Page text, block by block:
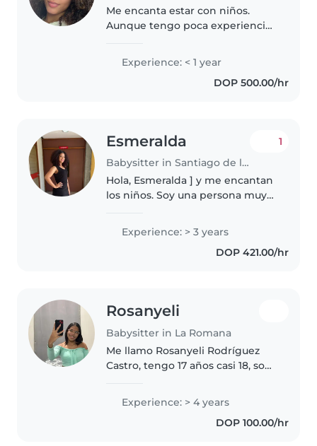
Me encanta estar con niños.
Aunque tengo poca experiencia,
actividades divertidas como
manualidades y cuentos. Estoy
Experience: < 1 year
DOP 500.00/hr
Esmeralda
Babysitter in Santiago de los Caballeros
1
Hola, Esmeralda ] y me encantan
los niños. Soy una persona muy
y paciente. Disfruto pasar tiempo
con los pequeños, jugar con
ellos, ayudarlos en sus..
Experience: > 3 years
DOP 421.00/hr
Rosanyeli
Babysitter in La Romana
Me llamo Rosanyeli Rodríguez
Castro, tengo 17 años casi 18, soy
con mi madre, soy responsable,
atenta, puntual, cariñosa, sé
cocinar, y si me toca hacer..
Experience: > 4 years
DOP 100.00/hr